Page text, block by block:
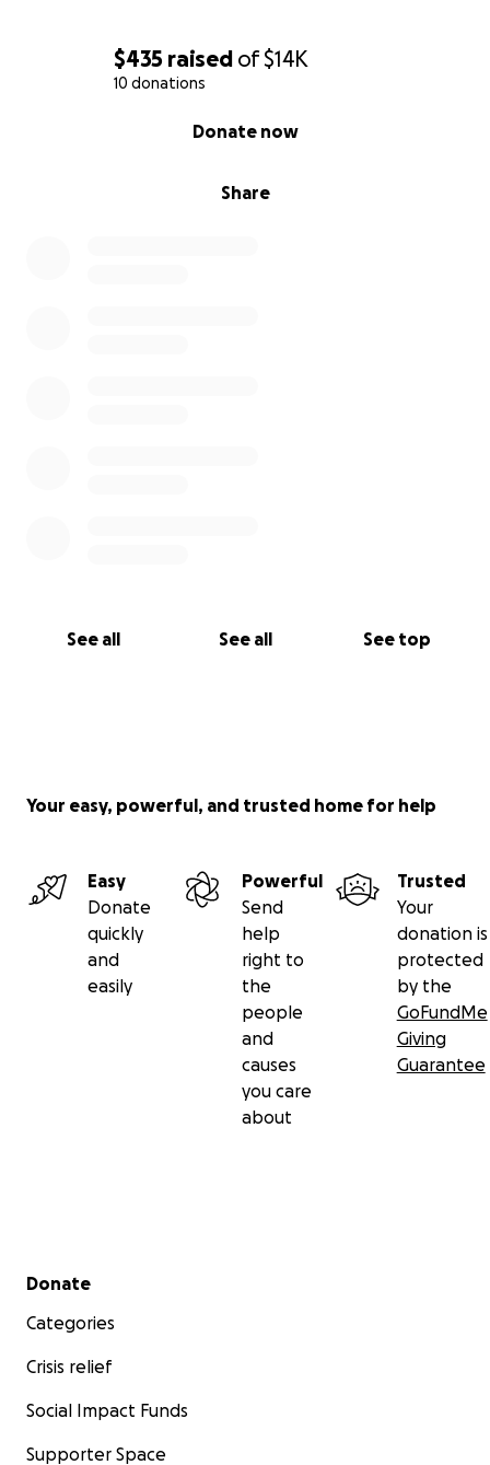
$435 raised of$14K
10 donations
Share
Donate now
See all See all See top
Your easy, powerful, and trusted home for help
Easy
Donate
quickly
and
easily
Powerful
Send
help
right to
the
people
and
causes
you care
about
Trusted
Your
donation is
protected
by the
GoFundMe
Giving
Guarantee
Secondary menu
Donate
Categories
Crisis relief
Social Impact Funds
Supporter Space